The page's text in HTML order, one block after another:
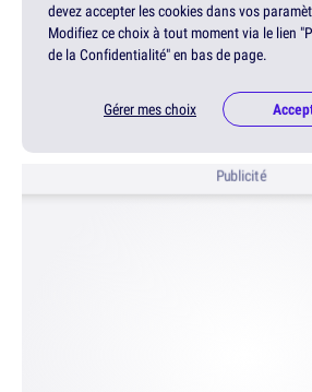
devez accepter les cookies dans vos
Modifiez ce choix à tout moment via le lien
de la Confidentialité" en bas de page.
Gérer mes choix
Publicité